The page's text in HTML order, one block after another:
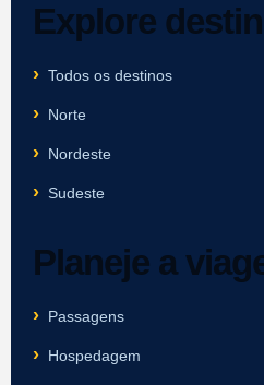
Explore
Todos os destinos
Norte
Nordeste
Sudeste
Planeje a
Passagens
Hospedagem